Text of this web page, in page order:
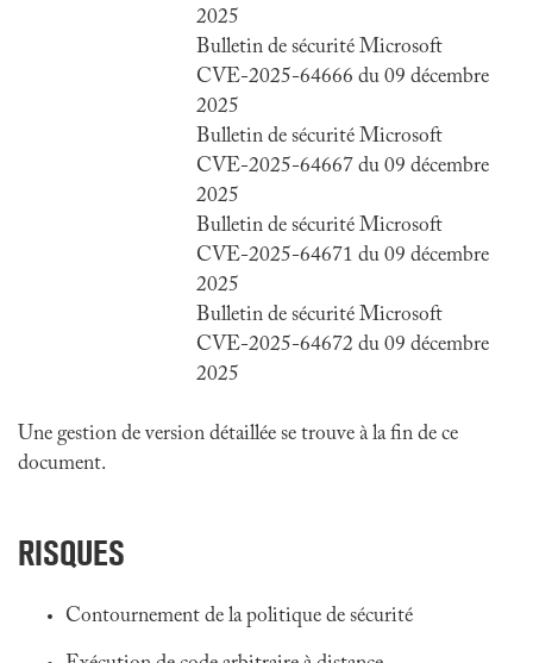
2025
Bulletin de sécurité Microsoft
CVE-2025-64666 du 09 décembre
2025
Bulletin de sécurité Microsoft
CVE-2025-64667 du 09 décembre
2025
Bulletin de sécurité Microsoft
CVE-2025-64671 du 09 décembre
2025
Bulletin de sécurité Microsoft
CVE-2025-64672 du 09 décembre
2025
Une gestion de version détaillée se trouve à la fin de ce
document.
RISQUES
Contournement de la politique de sécurité